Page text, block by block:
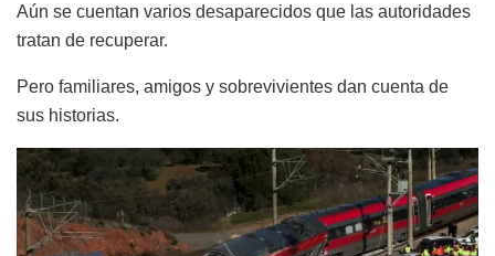
Aún se cuentan varios desaparecidos que las autoridades
tratan de recuperar.
Pero familiares, amigos y sobrevivientes dan cuenta de
sus historias.